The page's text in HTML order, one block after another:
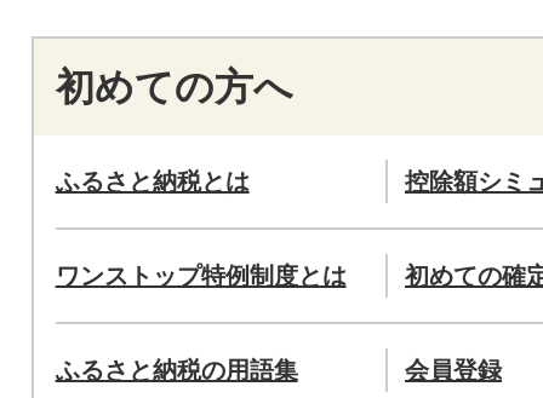
初めての方へ
ふるさと納税とは 控除額シミ
ワンストップ特例制度とは 初めての確
ふるさと納税の用語集 会員登録